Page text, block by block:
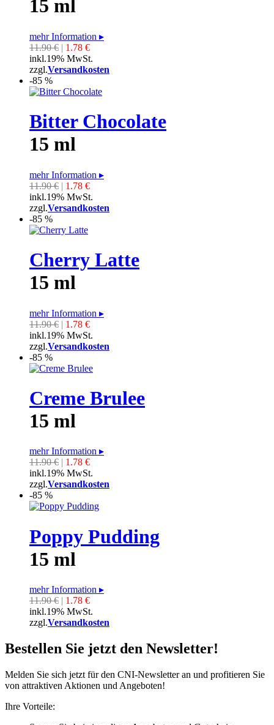
15 ml
mehr Information ▸
11.90 € | 1.78 €
inkl.19% MwSt.
zzgl.Versandkosten
-85 %
Bitter Chocolate
15 ml
mehr Information ▸
11.90 € | 1.78 €
inkl.19% MwSt.
zzgl.Versandkosten
-85 %
Cherry Latte
15 ml
mehr Information ▸
11.90 € | 1.78 €
inkl.19% MwSt.
zzgl.Versandkosten
-85 %
Creme Brulee
15 ml
mehr Information ▸
11.90 € | 1.78 €
inkl.19% MwSt.
zzgl.Versandkosten
-85 %
Poppy Pudding
15 ml
mehr Information ▸
11.90 € | 1.78 €
inkl.19% MwSt.
zzgl.Versandkosten
Bestellen Sie jetzt den Newsletter!
Melden Sie sich jetzt für den CNI-Newsletter an und profitieren Sie
von attraktiven Aktionen und Angeboten!
Ihre Vorteile: